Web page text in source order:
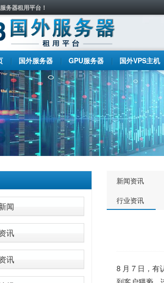
务器租用平台！
国外服务器 GPU服务器 国外VPS主机
闻
讯
讯
新闻资讯
行业资讯
8 月 7 日，有